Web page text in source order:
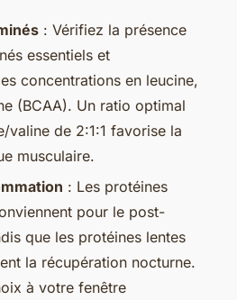
: Vérifiez la présence
essentiels et
concentrations en leucine,
(BCAA). Un ratio optimal
valine de 2:1:1 favorise la
musculaire.
: Les protéines
pour le post-
que les protéines lentes
la récupération nocturne.
à votre fenêtre